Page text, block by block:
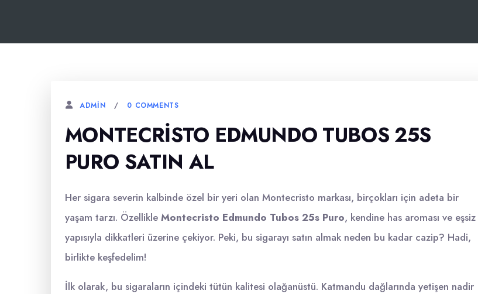
ADMIN 0 COMMENTS
MONTECRISTO EDMUNDO TUBOS 25S
PURO SATIN AL
Her sigara severin kalbinde özel bir yeri olan Montecristo markası, birçokları için adeta bir
yaşam tarzı. Özellikle Montecristo Edmundo Tubos 25s Puro, kendine has aroması ve eşsiz
yapısıyla dikkatleri üzerine çekiyor. Peki, bu sigarayı satın almak neden bu kadar cazip? Hadi,
birlikte keşfedelim!
İlk olarak, bu sigaraların içindeki tütün kalitesi olağanüstü. Katmandu dağlarında yetişen nadir